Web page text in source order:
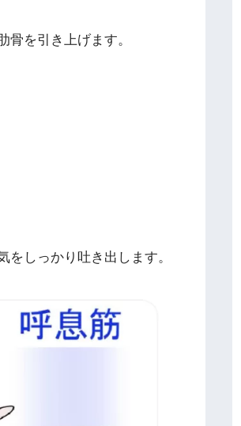
を引き上げます。
しっかり吐き出します。